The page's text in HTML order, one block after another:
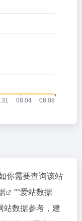
你需要查询该站
""爱站数据
站数据参考，建